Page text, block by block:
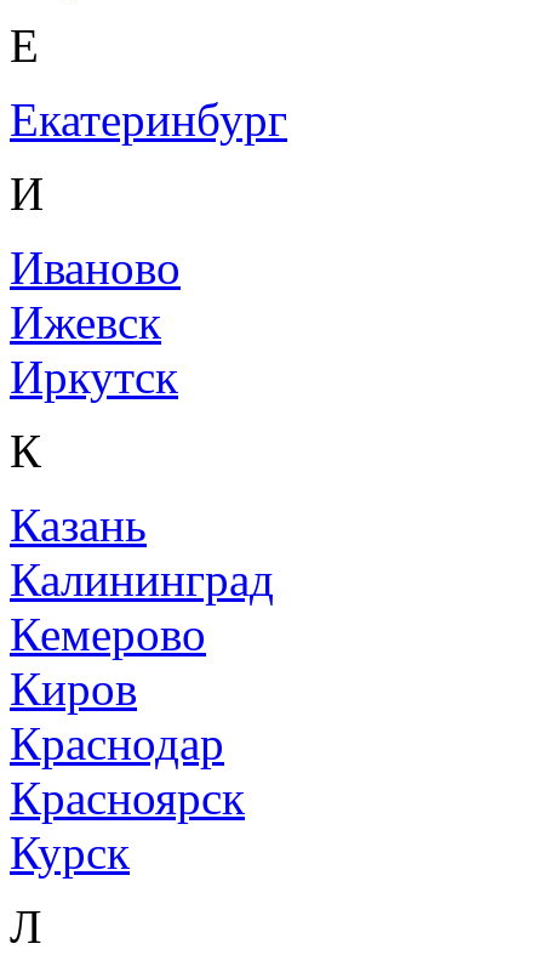
Е
Екатеринбург
И
Иваново
Ижевск
Иркутск
К
Казань
Калининград
Кемерово
Киров
Краснодар
Красноярск
Курск
Л